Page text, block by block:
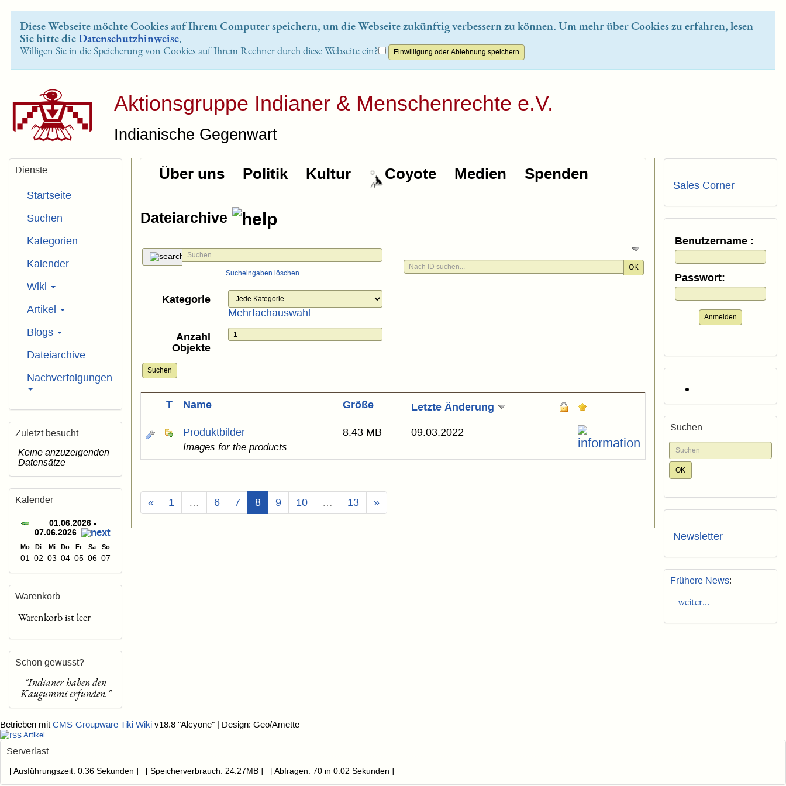
Diese Webseite möchte Cookies auf Ihrem Computer speichern, um die Webseite zukünftig verbessern zu können. Um mehr über Cookies zu erfahren, lesen
Sie bitte dieDatenschutzhinweise.
Willigen Sie in die Speicherung von Cookies auf Ihrem Rechner durch diese Webseite ein?
Aktionsgruppe Indianer & Menschenrechte e.V.
Indianische Gegenwart
Über uns Politik Kultur Coyote Medien Spenden
Dateiarchive
Sucheingaben löschen
Kategorie
Mehrfachauswahl
Anzahl
Objekte
Suchen
OK
T Name Größe Letzte Änderung
Produktbilder
Images for the products
8.43 MB 09.03.2022
« 1 … 6 7 8(Aktuell)
9 10 … 13 »
Dienste
Startseite
Suchen
Kategorien
Kalender
Wiki
Artikel
Blogs
Dateiarchive
Nachverfolgungen
Zuletzt besucht
Keine anzuzeigenden
Datensätze
Kalender
01.06.2026 -
07.06.2026
Mo Di Mi Do Fr Sa So
01 02 03 04 05 06 07
Warenkorb
Warenkorb ist leer
Schon gewusst?
"Indianer haben den
Kaugummi erfunden."
Sales Corner
Benutzername :
Passwort:
Anmelden
Suchen
Newsletter
Frühere News:
weiter...
Betrieben mit CMS-Groupware Tiki Wiki v18.8 "Alcyone" | Design: Geo/Amette
Artikel
Serverlast
[ Ausführungszeit: 0.36 Sekunden ] [ Speicherverbrauch: 24.27MB ] [ Abfragen: 70 in 0.02 Sekunden ]